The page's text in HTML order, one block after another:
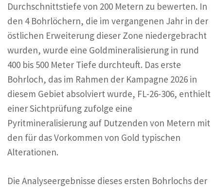
Durchschnittstiefe von 200 Metern zu bewerten. In
den 4 Bohrlöchern, die im vergangenen Jahr in der
östlichen Erweiterung dieser Zone niedergebracht
wurden, wurde eine Goldmineralisierung in rund
400 bis 500 Meter Tiefe durchteuft. Das erste
Bohrloch, das im Rahmen der Kampagne 2026 in
diesem Gebiet absolviert wurde, FL-26-306, enthielt
einer Sichtprüfung zufolge eine
Pyritmineralisierung auf Dutzenden von Metern mit
den für das Vorkommen von Gold typischen
Alterationen.
Die Analyseergebnisse dieses ersten Bohrlochs der